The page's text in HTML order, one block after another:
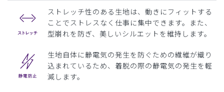
ストレッチ性のある生地は、動きにフィットする
ことでストレスなく仕事に集中できます。また、
型崩れを防ぎ、美しいシルエットを維持します。
生地自体に静電気の発生を防ぐための繊維が織り
込まれているため、着脱の際の静電気の発生を軽
減します。